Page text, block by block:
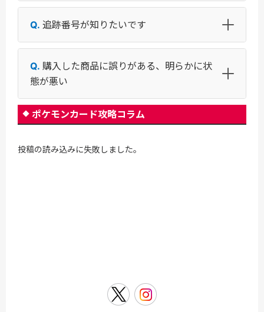
追跡番号が知りたいです
購入した商品に誤りがある、明らかに状
態が悪い
ポケモンカード攻略コラム
投稿の読み込みに失敗しました。